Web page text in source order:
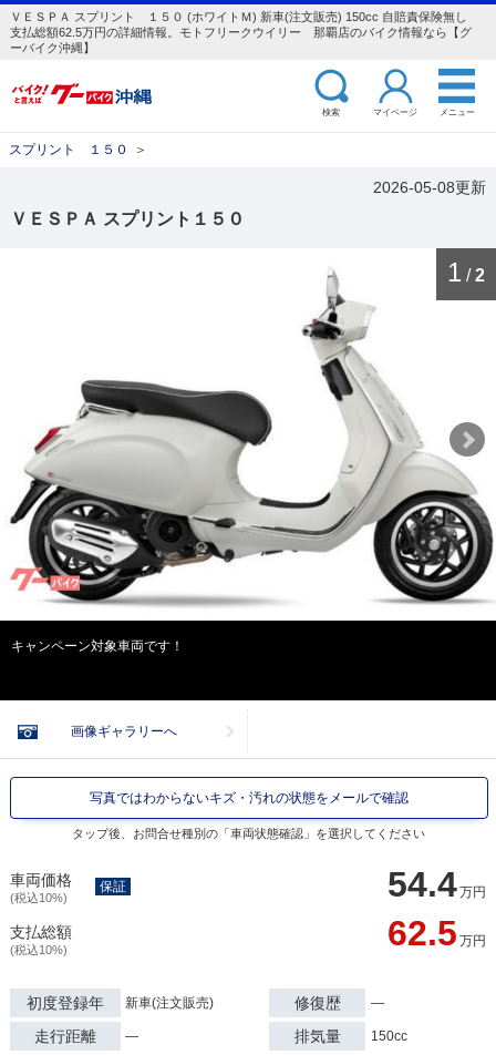
ＶＥＳＰＡ スプリント １５０ (ホワイトＭ) 新車(注文販売) 150cc 自賠責保険無し
支払総額62.5万円の詳細情報。モトフリークウイリー 那覇店のバイク情報なら【グ
ーバイク沖縄】
検索 マイページ メニュー
スプリント １５０ ＞
2026-05-08更新
ＶＥＳＰＡ スプリント１５０
1 / 2
キャンペーン対象車両です！
画像ギャラリーへ
写真ではわからないキズ・汚れの状態をメールで確認
タップ後、お問合せ種別の「車両状態確認」を選択してください
車両価格
(税込10%) 54.4万円
保証
支払総額
(税込10%) 62.5 万円
初度登録年 新車(注文販売) 修復歴 ―
走行距離 ― 排気量 150cc